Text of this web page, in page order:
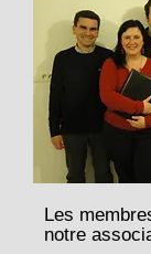
Les
notre